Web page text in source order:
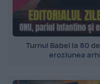
Turnul Babel la 80
eroziunea